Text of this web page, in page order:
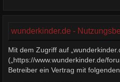
wunderkinder.de -
Mit dem Zugriff auf
(„https://www.wunderkinder.de/
Betreiber ein Vertrag mit